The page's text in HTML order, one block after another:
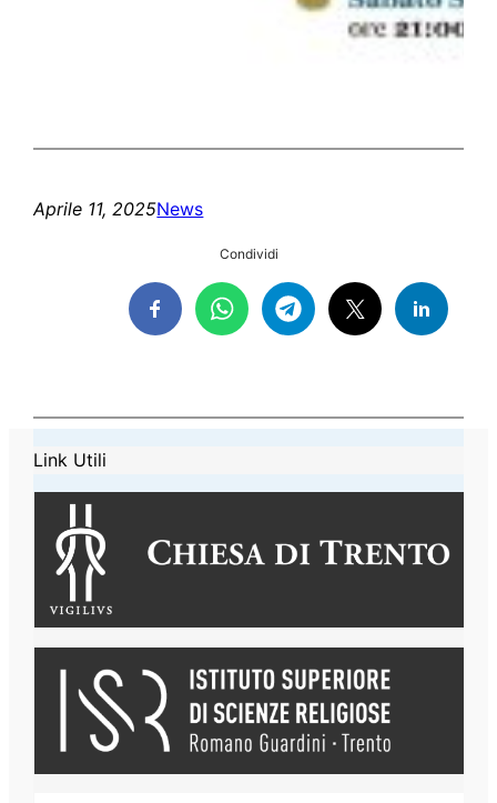
Aprile 11, 2025News
Condividi
Link Utili